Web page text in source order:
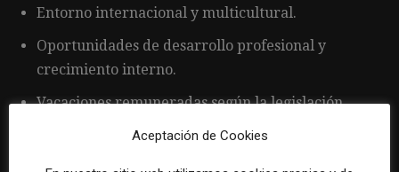
Entorno internacional y multicultural.
Oportunidades de desarrollo profesional y
crecimiento interno.
Vacaciones remuneradas según la legislación
Aceptación de Cookies